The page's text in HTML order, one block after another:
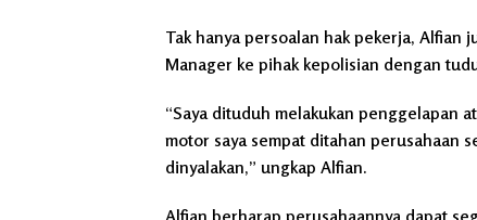
Tak hanya persoalan hak pekerja, Alfian
Manager ke pihak kepolisian dengan
“Saya dituduh melakukan penggelapan
motor saya sempat ditahan perusahaan
dinyalakan,” ungkap Alfian.
Alfian berharap perusahaannya dapat